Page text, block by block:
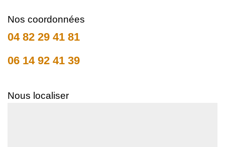
Nos coordonnées
04 82 29 41 81
06 14 92 41 39
Nous localiser